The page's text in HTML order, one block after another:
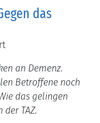
das
an Demenz.
Betroffene noch
das gelingen
TAZ.